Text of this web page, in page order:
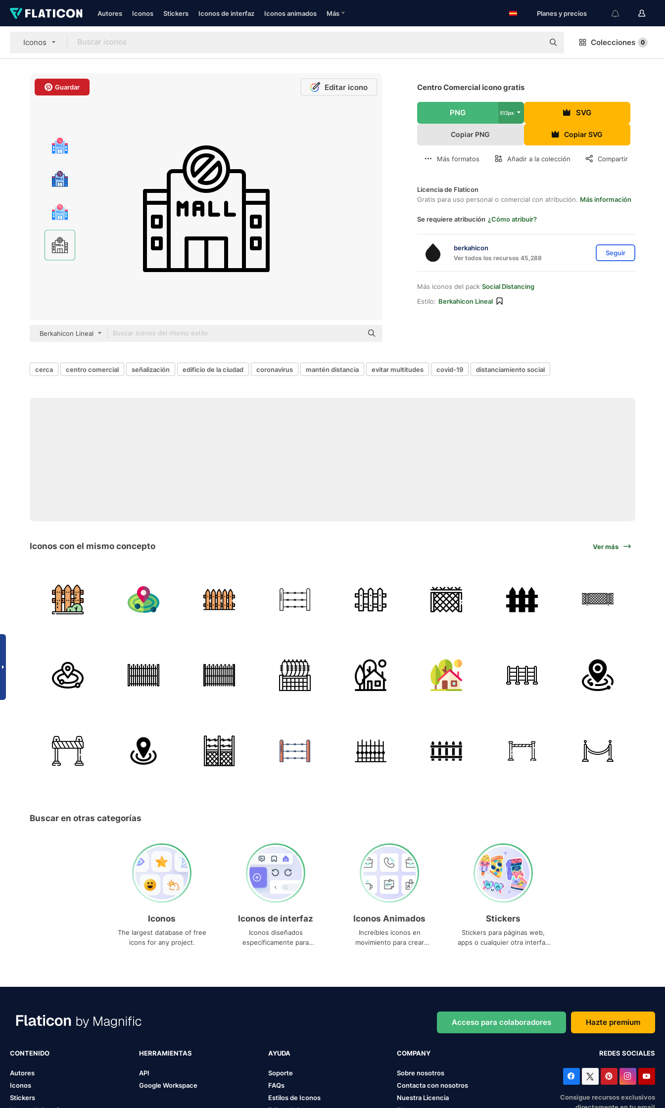
Autores Iconos Stickers Iconos de interfaz Iconos animados Más Planes y precios
Iconos Colecciones 0
Guardar Editar icono
Berkahicon Lineal
Centro Comercial icono gratis
PNG 512px SVG
Copiar PNG Copiar SVG
Más formatos Añadir a la colección Compartir
Licencia de Flaticon
Gratis para uso personal o comercial con atribución. Más información
Se requiere atribución ¿Cómo atribuir?
berkahicon
Ver todos los recursos 45,288
Seguir
Más iconos del pack Social Distancing
Estilo: Berkahicon Lineal
cerca centro comercial señalización edificio de la ciudad coronavirus mantén distancia evitar multitudes covid-19 distanciamiento social
Iconos con el mismo concepto Ver más
Buscar en otras categorías
Iconos
The largest database of free
icons for any project.
Iconos de interfaz
Iconos diseñados
específicamente para
Iconos Animados
Increíbles iconos en
movimiento para crear
Stickers
Stickers para páginas web,
apps o cualquier otra interfaz
Acceso para colaboradores Hazte premium
CONTENIDO
Autores
Iconos
Stickers
HERRAMIENTAS
API
Google Workspace
AYUDA
Soporte
FAQs
Estilos de Iconos
COMPANY
Sobre nosotros
Contacta con nosotros
Nuestra Licencia
REDES SOCIALES
Consigue recursos exclusivos